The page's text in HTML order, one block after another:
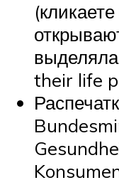
their life